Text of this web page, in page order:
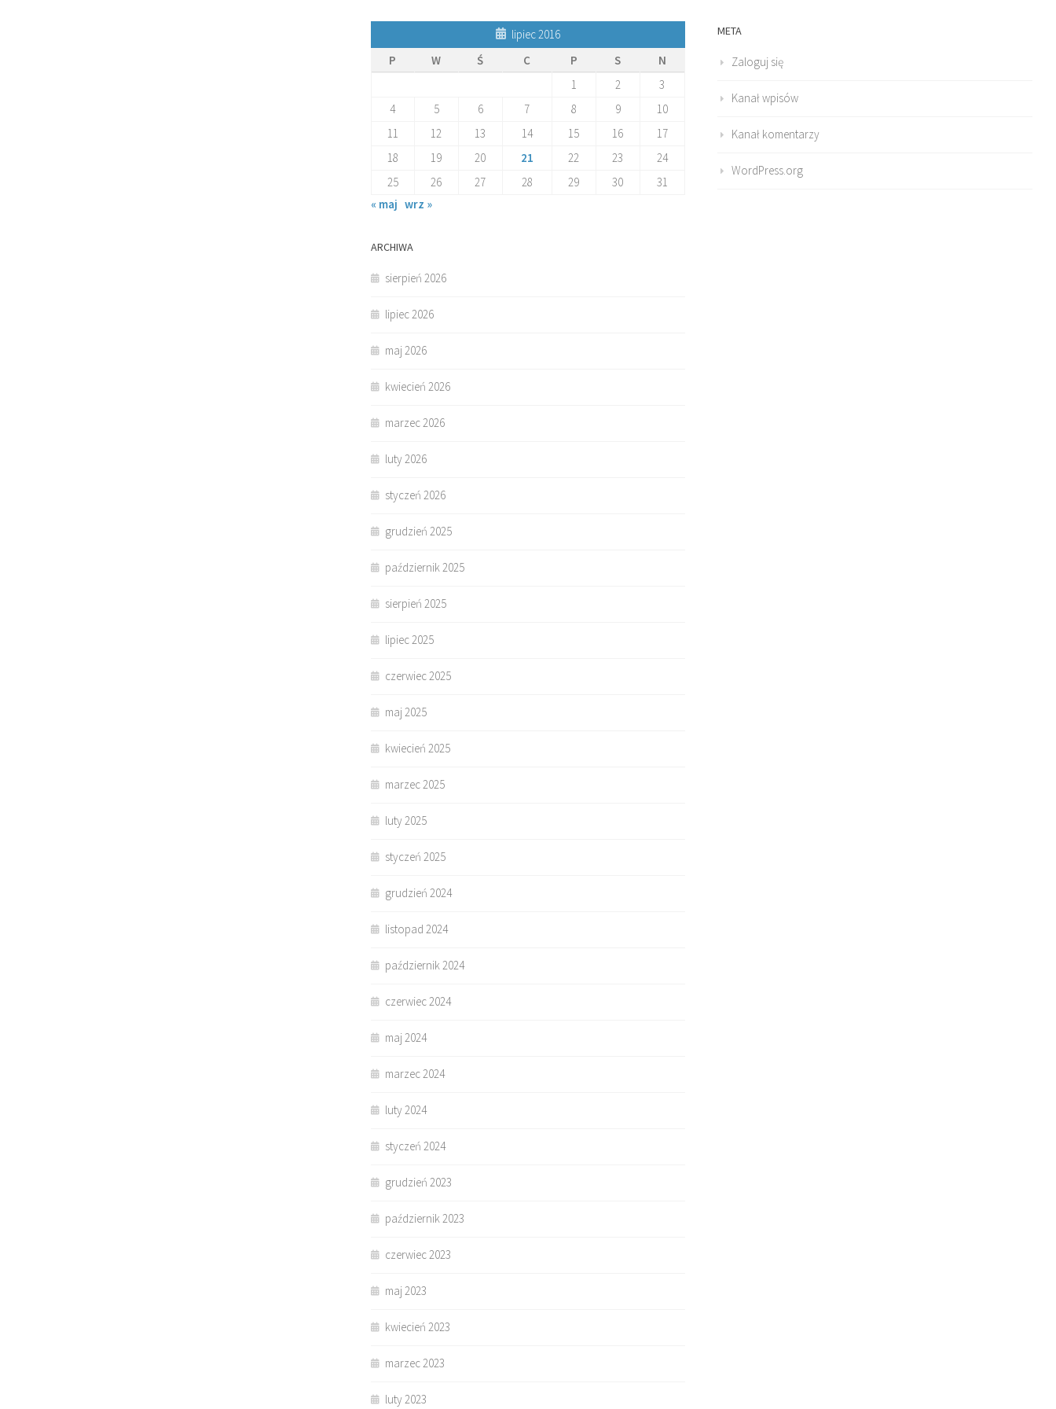
lipiec 2016
P
W Ś C P S
N
1
2
3
4
5 6 7 8 9
10
11
12 13 14 15 16
17
18
19 20 21 22 23
24
25
26 27 28 29 30
31
« maj wrz »
ARCHIWA
sierpień 2026
lipiec 2026
maj 2026
kwiecień 2026
marzec 2026
luty 2026
styczeń 2026
grudzień 2025
październik 2025
sierpień 2025
lipiec 2025
czerwiec 2025
maj 2025
kwiecień 2025
marzec 2025
luty 2025
styczeń 2025
grudzień 2024
listopad 2024
październik 2024
czerwiec 2024
maj 2024
marzec 2024
luty 2024
styczeń 2024
grudzień 2023
październik 2023
czerwiec 2023
maj 2023
kwiecień 2023
marzec 2023
luty 2023
META
Zaloguj się
Kanał wpisów
Kanał komentarzy
WordPress.org